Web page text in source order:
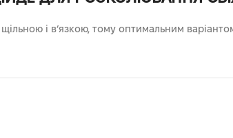
і в’язкою, тому оптимальним